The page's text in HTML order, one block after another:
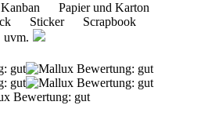
Papier und Karton
Sticker Scrapbook